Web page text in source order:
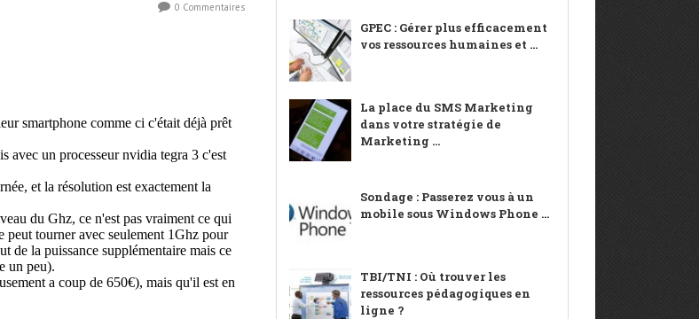
0 Commentaires
GPEC : Gérer plus efficacement
vos ressources humaines et ...
La place du SMS Marketing
dans votre stratégie de
Marketing ...
Sondage : Passerez vous à un
mobile sous Windows Phone ...
TBI/TNI : Où trouver les
ressources pédagogiques en
ligne ?